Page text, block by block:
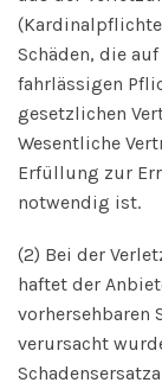
Schäden, die
fahrlässigen
gesetzlichen
Wesentliche
Erfüllung zur
notwendig ist.
(2) Bei der
haftet der
vorhersehbaren
verursacht